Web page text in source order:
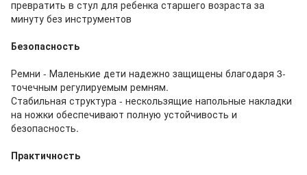
превратить в стул для ребенка старшего возраста за
минуту без инструментов
Безопасность
Ремни - Маленькие дети надежно защищены благодаря 3-
точечным регулируемым ремням.
Стабильная структура - нескользящие напольные накладки
на ножки обеспечивают полную устойчивость и
безопасность.
Практичность